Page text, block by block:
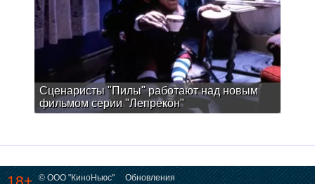
Сценаристы "Пилы" работают над новым
фильмом серии "Лепрекон"
© ООО "КиноНьюс"
Обновления